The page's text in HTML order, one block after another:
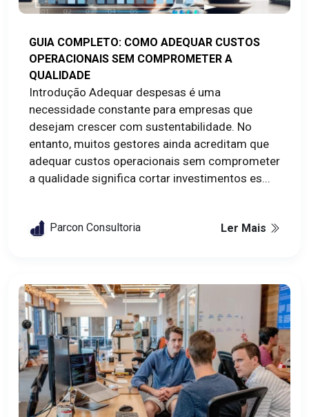
GUIA COMPLETO: COMO ADEQUAR CUSTOS
OPERACIONAIS SEM COMPROMETER A
QUALIDADE
Introdução Adequar despesas é uma
necessidade constante para empresas que
desejam crescer com sustentabilidade. No
entanto, muitos gestores ainda acreditam que
adequar custos operacionais sem comprometer
a qualidade significa cortar investimentos es...
Parcon Consultoria Ler Mais